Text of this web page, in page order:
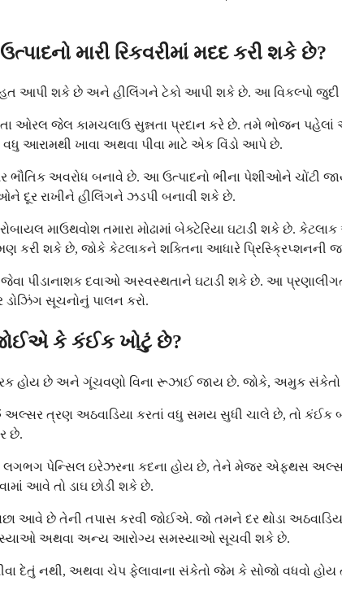
મારી રિકવરીમાં મદદ કરી શકે છે?
આપી શકે છે અને હીલિંગને ટેકો આપી શકે છે. આ વિકલ્પો જુદી
ઓરલ જેલ કામચલાઉ સુન્નતા પ્રદાન કરે છે. તમે ભોજન પહેલાં
આરામથી ખાવા અથવા પીવા માટે એક વિંડો આપે છે.
અવરોધ બનાવે છે. આ ઉત્પાદનો ભીના પેશીઓને ચોંટી
દૂર રાખીને હીલિંગને ઝડપી બનાવી શકે છે.
માઉથવોશ તમારા મોઢામાં બેક્ટેરિયા ઘટાડી શકે છે.
કરી શકે છે, જોકે કેટલાકને શક્તિના આધારે પ્રિસ્ક્રિપ્શનની
પીડાનાશક દવાઓ અસ્વસ્થતાને ઘટાડી શકે છે. આ
સૂચનોનું પાલન કરો.
જોઈએ કે કંઈક ખોટું છે?
હોય છે અને ગૂંચવણો વિના રૂઝાઈ જાય છે. જોકે, અમુક
અલ્સર ત્રણ અઠવાડિયા કરતાં વધુ સમય સુધી ચાલે છે, તો
છે.
લગભગ પેન્સિલ ઇરેઝરના કદના હોય છે, તેને મેજર એફથસ
આવે તો ડાઘ છોડી શકે છે.
આવે છે તેની તપાસ કરવી જોઈએ. જો તમને દર થોડા
અથવા અન્ય આરોગ્ય સમસ્યાઓ સૂચવી શકે છે.
દેતું નથી, અથવા ચેપ ફેલાવાના સંકેતો જેમ કે સોજો